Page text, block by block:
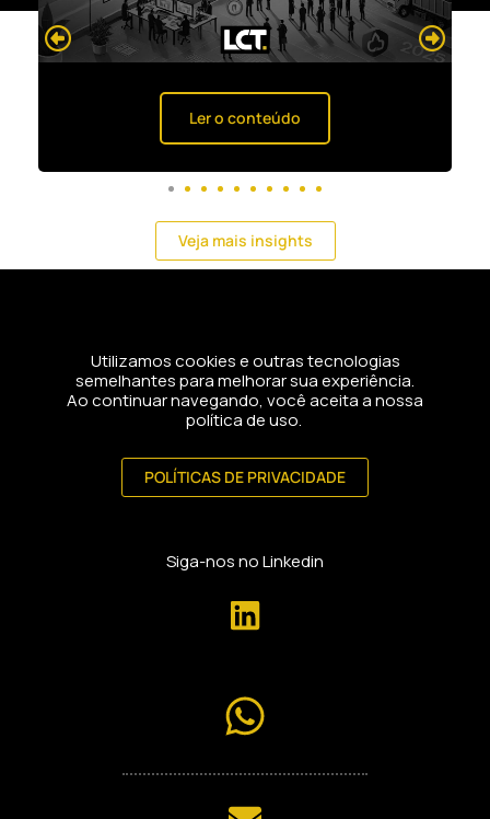
Ler o conteúdo
Veja mais insights
Utilizamos cookies e outras tecnologias
semelhantes para melhorar sua experiência.
Ao continuar navegando, você aceita a nossa
política de uso.
POLÍTICAS DE PRIVACIDADE
Siga-nos no Linkedin